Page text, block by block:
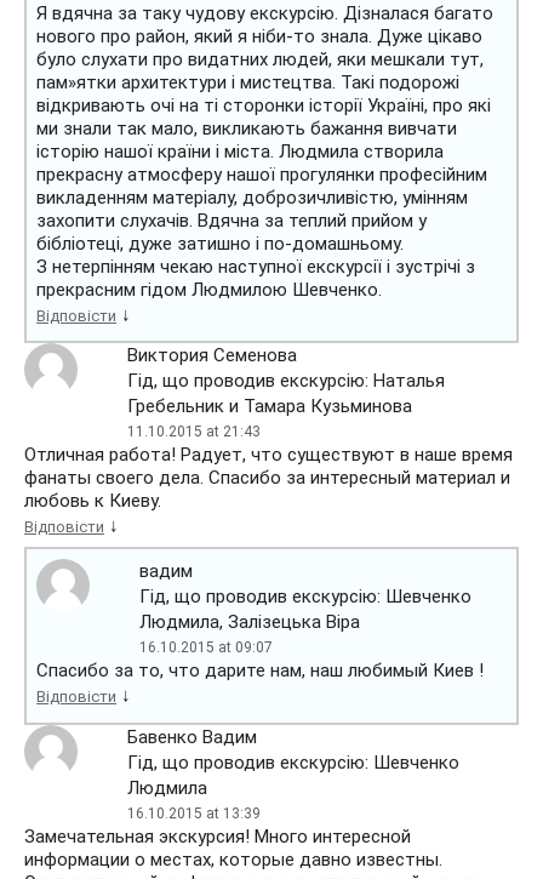
Я вдячна за таку чудову екскурсію. Дізналася багато
нового про район, який я ніби-то знала. Дуже цікаво
було слухати про видатних людей, яки мешкали тут,
пам»ятки архитектури і мистецтва. Такі подорожі
відкривають очі на ті сторонки історії Україні, про які
ми знали так мало, викликають бажання вивчати
історію нашої країни і міста. Людмила створила
прекрасну атмосферу нашої прогулянки професійним
викладенням матеріалу, доброзичливістю, умінням
захопити слухачів. Вдячна за теплий прийом у
бібліотеці, дуже затишно і по-домашньому.
З нетерпінням чекаю наступної екскурсії і зустрічі з
прекрасним гідом Людмилою Шевченко.
Відповісти ↓
Виктория Семенова
Гід, що проводив екскурсію: Наталья
Гребельник и Тамара Кузьминова
11.10.2015 at 21:43
Отличная работа! Радует, что существуют в наше время
фанаты своего дела. Спасибо за интересный материал и
любовь к Киеву.
Відповісти ↓
вадим
Гід, що проводив екскурсію: Шевченко
Людмила, Залізецька Віра
16.10.2015 at 09:07
Спасибо за то, что дарите нам, наш любимый Киев !
Відповісти ↓
Бавенко Вадим
Гід, що проводив екскурсію: Шевченко
Людмила
16.10.2015 at 13:39
Замечательная экскурсия! Много интересной
информации о местах, которые давно известны.